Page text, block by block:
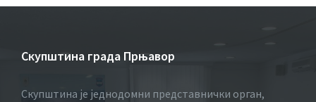
Скупштина града Прњавор
Скупштина је једнодомни представнички орган,